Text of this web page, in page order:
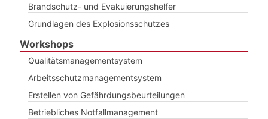
Brandschutz- und Evakuierungshelfer
Grundlagen des Explosionsschutzes
Workshops
Qualitätsmanagementsystem
Arbeitsschutzmanagementsystem
Erstellen von Gefährdungsbeurteilungen
Betriebliches Notfallmanagement